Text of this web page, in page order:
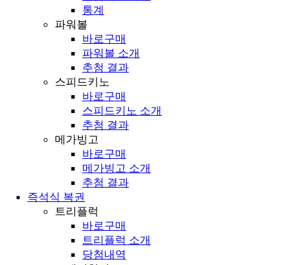
통계
파워볼
바로구매
파워볼 소개
추첨 결과
스피드키노
바로구매
스피드키노 소개
추첨 결과
메가빙고
바로구매
메가빙고 소개
추첨 결과
즉석식 복권
트리플럭
바로구매
트리플럭 소개
당첨내역